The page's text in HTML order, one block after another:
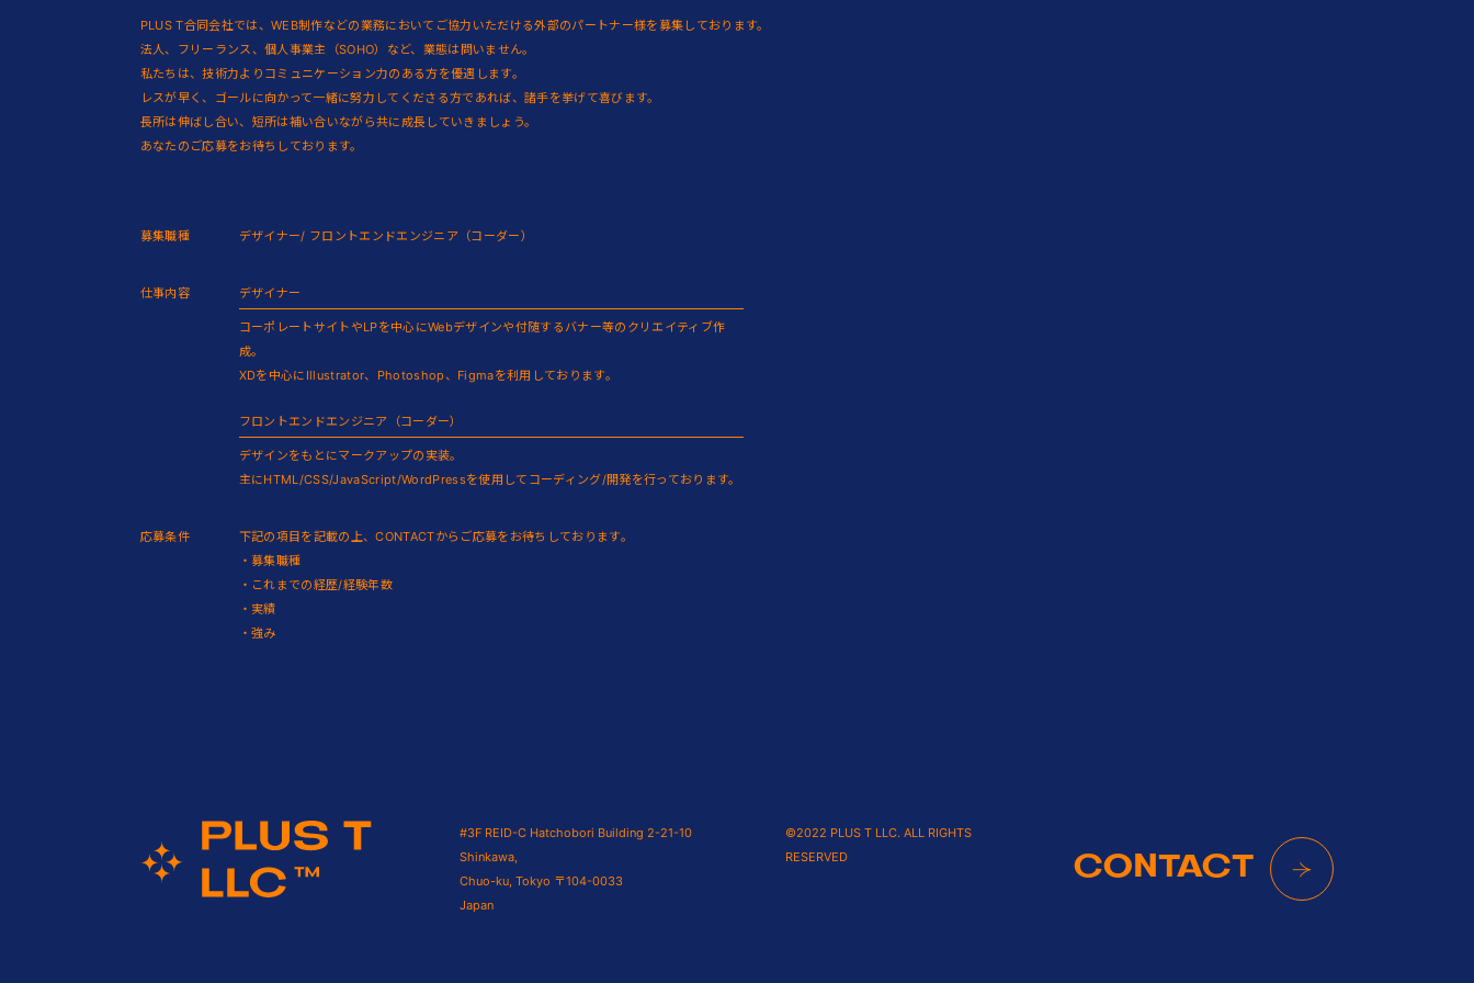
PLUS T合同会社では、WEB制作などの業務においてご協力いただける外部のパートナー様を募集しております。
法人、フリーランス、個人事業主（SOHO）など、業態は問いません。
私たちは、技術力よりコミュニケーション力のある方を優遇します。
レスが早く、ゴールに向かって一緒に努力してくださる方であれば、諸手を挙げて喜びます。
長所は伸ばし合い、短所は補い合いながら共に成長していきましょう。
あなたのご応募をお待ちしております。
募集職種 デザイナー/ フロントエンドエンジニア（コーダー）
仕事内容 デザイナー
コーポレートサイトやLPを中心にWebデザインや付随するバナー等のクリエイティブ作
成。
XDを中心にIllustrator、Photoshop、Figmaを利用しております。
フロントエンドエンジニア（コーダー）
デザインをもとにマークアップの実装。
主にHTML/CSS/JavaScript/WordPressを使用してコーディング/開発を行っております。
応募条件
下記の項目を記載の上、CONTACTからご応募をお待ちしております。
・募集職種
・これまでの経歴/経験年数
・実績
・強み
#3F REID-C Hatchobori Building 2-21-10
Shinkawa,
Chuo-ku, Tokyo 〒104-0033
Japan
©2022 PLUS T LLC. ALL RIGHTS
RESERVED
CONTACT